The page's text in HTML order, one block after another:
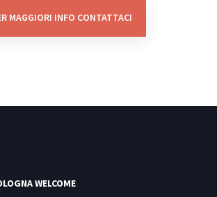
MAGGIORI INFO CONTATTACI
WELCOME